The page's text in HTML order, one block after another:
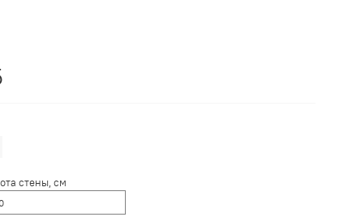
стены, см